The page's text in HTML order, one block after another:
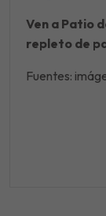
Ven a Patio
repleto de
Fuentes: